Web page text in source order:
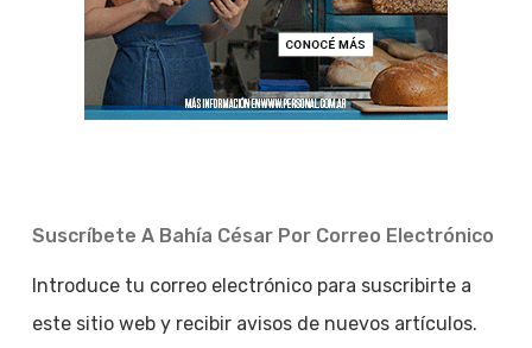
Suscríbete A Bahía César Por Correo Electrónico
Introduce tu correo electrónico para suscribirte a
este sitio web y recibir avisos de nuevos artículos.